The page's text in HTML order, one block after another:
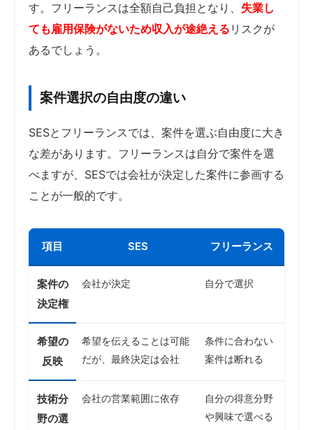
す。フリーランスは全額自己負担となり、 失業し
ても雇用保険がないため収入が途絶える リスクが
あるでしょう。
案件選択の自由度の違い
SESとフリーランスでは、案件を選ぶ自由度に大き
な差があります。フリーランスは自分で案件を選
べますが、SESでは会社が決定した案件に参画する
ことが一般的です。
項目 SES フリーランス
案件の
決定権
会社が決定 自分で選択
希望の
反映
希望を伝えることは可能
だが、最終決定は会社
条件に合わない
案件は断れる
技術分
野の選
会社の営業範囲に依存
自分の得意分野
や興味で選べる